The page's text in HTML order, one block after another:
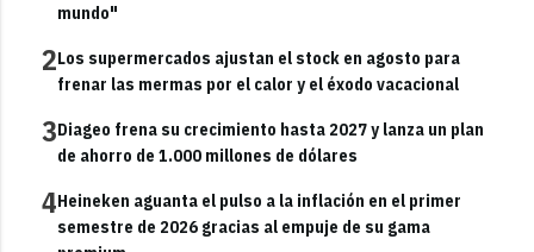
mundo"
2Los supermercados ajustan el stock en agosto para
frenar las mermas por el calor y el éxodo vacacional
3Diageo frena su crecimiento hasta 2027 y lanza un plan
de ahorro de 1.000 millones de dólares
4Heineken aguanta el pulso a la inflación en el primer
semestre de 2026 gracias al empuje de su gama